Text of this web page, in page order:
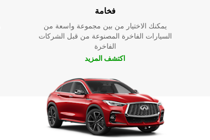
فخامة
يمكنك الاختيار من بين مجموعة واسعة من
السيارات الفاخرة المصنوعة من قبل الشركات
الفاخرة
اكتشف المزيد